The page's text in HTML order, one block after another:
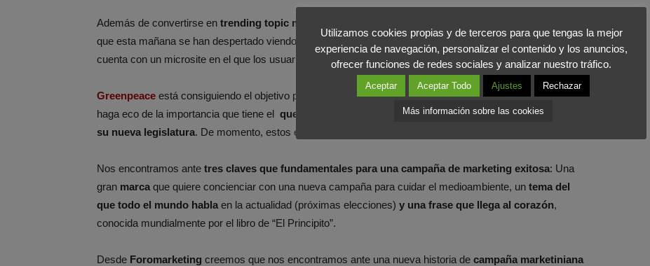
Además de convertirse en trending topic mundial
que esta mañana se han despertado viendo las calles repletas de carteles. Por si fuera poco, la campaña
cuenta con un microsite en el que los usuarios pueden
hacer un test para averiguar qué político son .
Greenpeace está consiguiendo el objetivo propuesto gracias a su estrategia de marketing: que España se
haga eco de la importancia que tiene el que los políticos adopten compromisos ambientales firmes en
su nueva legislatura. De momento, estos están contestando vía Twitter ante la avalancha de menciones.
Nos encontramos ante tres claves que fundamentales para una campaña de marketing exitosa: Una
gran marca que quiere concienciar con una nueva campaña para cuidar el medioambiente, un tema del
que todo el mundo habla en la actualidad (próximas elecciones) y una frase que llega al corazón,
conocida mundialmente por el libro de “El Principito”.
Desde Foromarketing creemos que nos encontramos ante una nueva historia de campaña marketiniana
Utilizamos cookies propias y de terceros para que tengas la mejor
experiencia de navegación, personalizar el contenido y los anuncios,
ofrecer funciones de redes sociales y analizar nuestro tráfico.
Aceptar Aceptar Todo Ajustes Rechazar
Más información sobre las cookies